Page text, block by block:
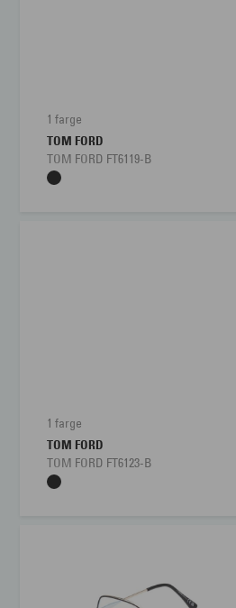
1 farge
TOM FORD
TOM FORD FT6119-B
1 farge
TOM FORD
TOM FORD FT6123-B